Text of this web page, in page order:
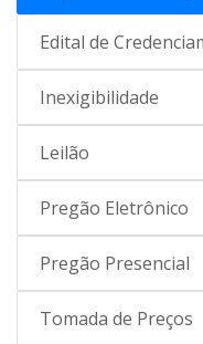
Edital de
Inexigibilidade
Leilão
Pregão Eletrônico
Pregão Presencial
Tomada de Preços